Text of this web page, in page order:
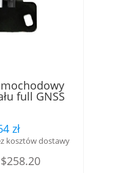
full GNSS
FAKRA -
zł
kosztów dostawy
$258.20